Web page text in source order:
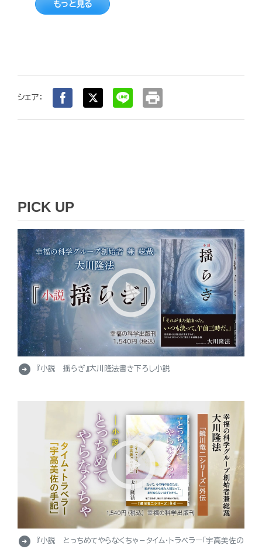
もっと見る
シェア： print
PICK UP
arrow_circle_right 『小説 揺らぎ』大川隆法書き下ろし小説
arrow_circle_right
『小説 とっちめてやらなくちゃ－タイム・トラベラー「宇高美佐の